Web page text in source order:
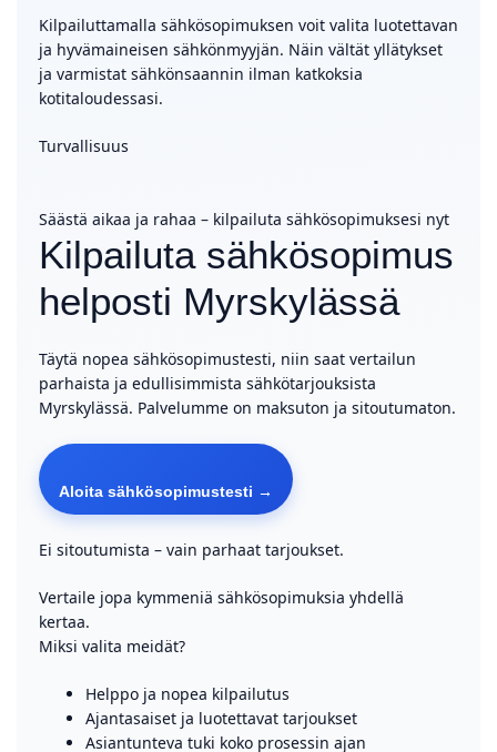
Kilpailuttamalla sähkösopimuksen voit valita luotettavan
ja hyvämaineisen sähkönmyyjän. Näin vältät yllätykset
ja varmistat sähkönsaannin ilman katkoksia
kotitaloudessasi.
Turvallisuus
Säästä aikaa ja rahaa – kilpailuta sähkösopimuksesi nyt
Kilpailuta sähkösopimus
helposti Myrskylässä
Täytä nopea sähkösopimustesti, niin saat vertailun
parhaista ja edullisimmista sähkötarjouksista
Myrskylässä. Palvelumme on maksuton ja sitoutumaton.
Aloita sähkösopimustesti →
Ei sitoutumista – vain parhaat tarjoukset.
Vertaile jopa kymmeniä sähkösopimuksia yhdellä
kertaa.
Miksi valita meidät?
Helppo ja nopea kilpailutus
Ajantasaiset ja luotettavat tarjoukset
Asiantunteva tuki koko prosessin ajan